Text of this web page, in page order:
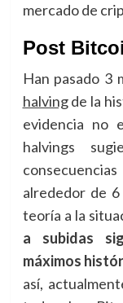
mercado de
Post
Han pasado 3
halvingde la
evidencia no
halvings
alrededor de 6
teoría a la
a subidas
máximos
así,